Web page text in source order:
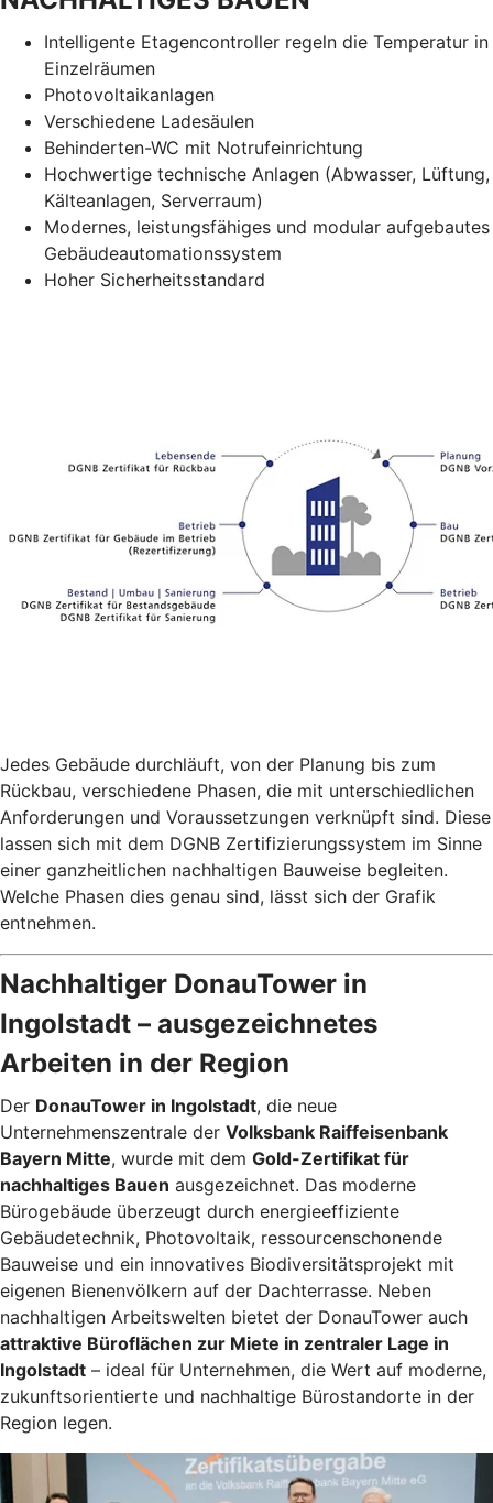
Intelligente Etagencontroller regeln die Temperatur in
Einzelräumen
Photovoltaikanlagen
Verschiedene Ladesäulen
Behinderten-WC mit Notrufeinrichtung
Hochwertige technische Anlagen (Abwasser, Lüftung,
Kälteanlagen, Serverraum)
Modernes, leistungsfähiges und modular aufgebautes
Gebäudeautomationssystem
Hoher Sicherheitsstandard
Jedes Gebäude durchläuft, von der Planung bis zum
Rückbau, verschiedene Phasen, die mit unterschiedlichen
Anforderungen und Voraussetzungen verknüpft sind. Diese
lassen sich mit dem DGNB Zertifizierungssystem im Sinne
einer ganzheitlichen nachhaltigen Bauweise begleiten.
Welche Phasen dies genau sind, lässt sich der Grafik
entnehmen.
Nachhaltiger DonauTower in
Ingolstadt – ausgezeichnetes
Arbeiten in der Region
Der DonauTower in Ingolstadt, die neue
Unternehmenszentrale der Volksbank Raiffeisenbank
Bayern Mitte, wurde mit dem Gold-Zertifikat für
nachhaltiges Bauen ausgezeichnet. Das moderne
Bürogebäude überzeugt durch energieeffiziente
Gebäudetechnik, Photovoltaik, ressourcenschonende
Bauweise und ein innovatives Biodiversitätsprojekt mit
eigenen Bienenvölkern auf der Dachterrasse. Neben
nachhaltigen Arbeitswelten bietet der DonauTower auch
attraktive Büroflächen zur Miete in zentraler Lage in
Ingolstadt – ideal für Unternehmen, die Wert auf moderne,
zukunftsorientierte und nachhaltige Bürostandorte in der
Region legen.